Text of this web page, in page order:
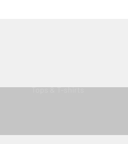
Tops & T-shirts